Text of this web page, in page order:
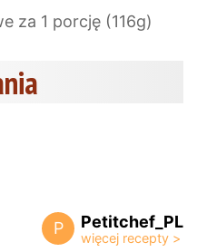
za 1 porcję (116g)
P Petitchef_PL